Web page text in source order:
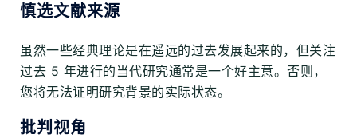
慎选文献来源
虽然一些经典理论是在遥远的过去发展起来的，但关注
过去 5 年进行的当代研究通常是一个好主意。否则，
您将无法证明研究背景的实际状态。
批判视角